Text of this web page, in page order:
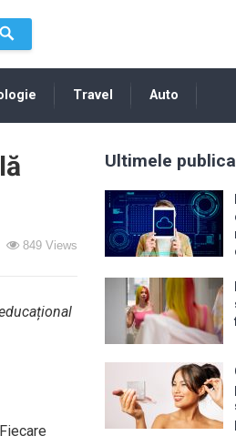
Travel Auto
849 Views
Ultimele